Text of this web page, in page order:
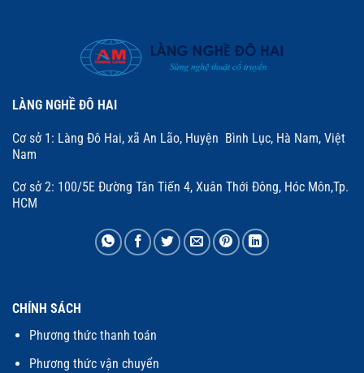
LÀNG NGHỀ ĐÔ HAI
Cơ sở 1: Làng Đô Hai, xã An Lão, Huyện Bình Lục, Hà Nam, Việt
Nam
Cơ sở 2: 100/5E Đường Tân Tiến 4, Xuân Thới Đông, Hóc Môn,Tp.
HCM
CHÍNH SÁCH
Phương thức thanh toán
Phương thức vận chuyển